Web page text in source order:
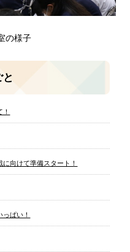
の様子
と
向けて準備スタート！
ぱい！